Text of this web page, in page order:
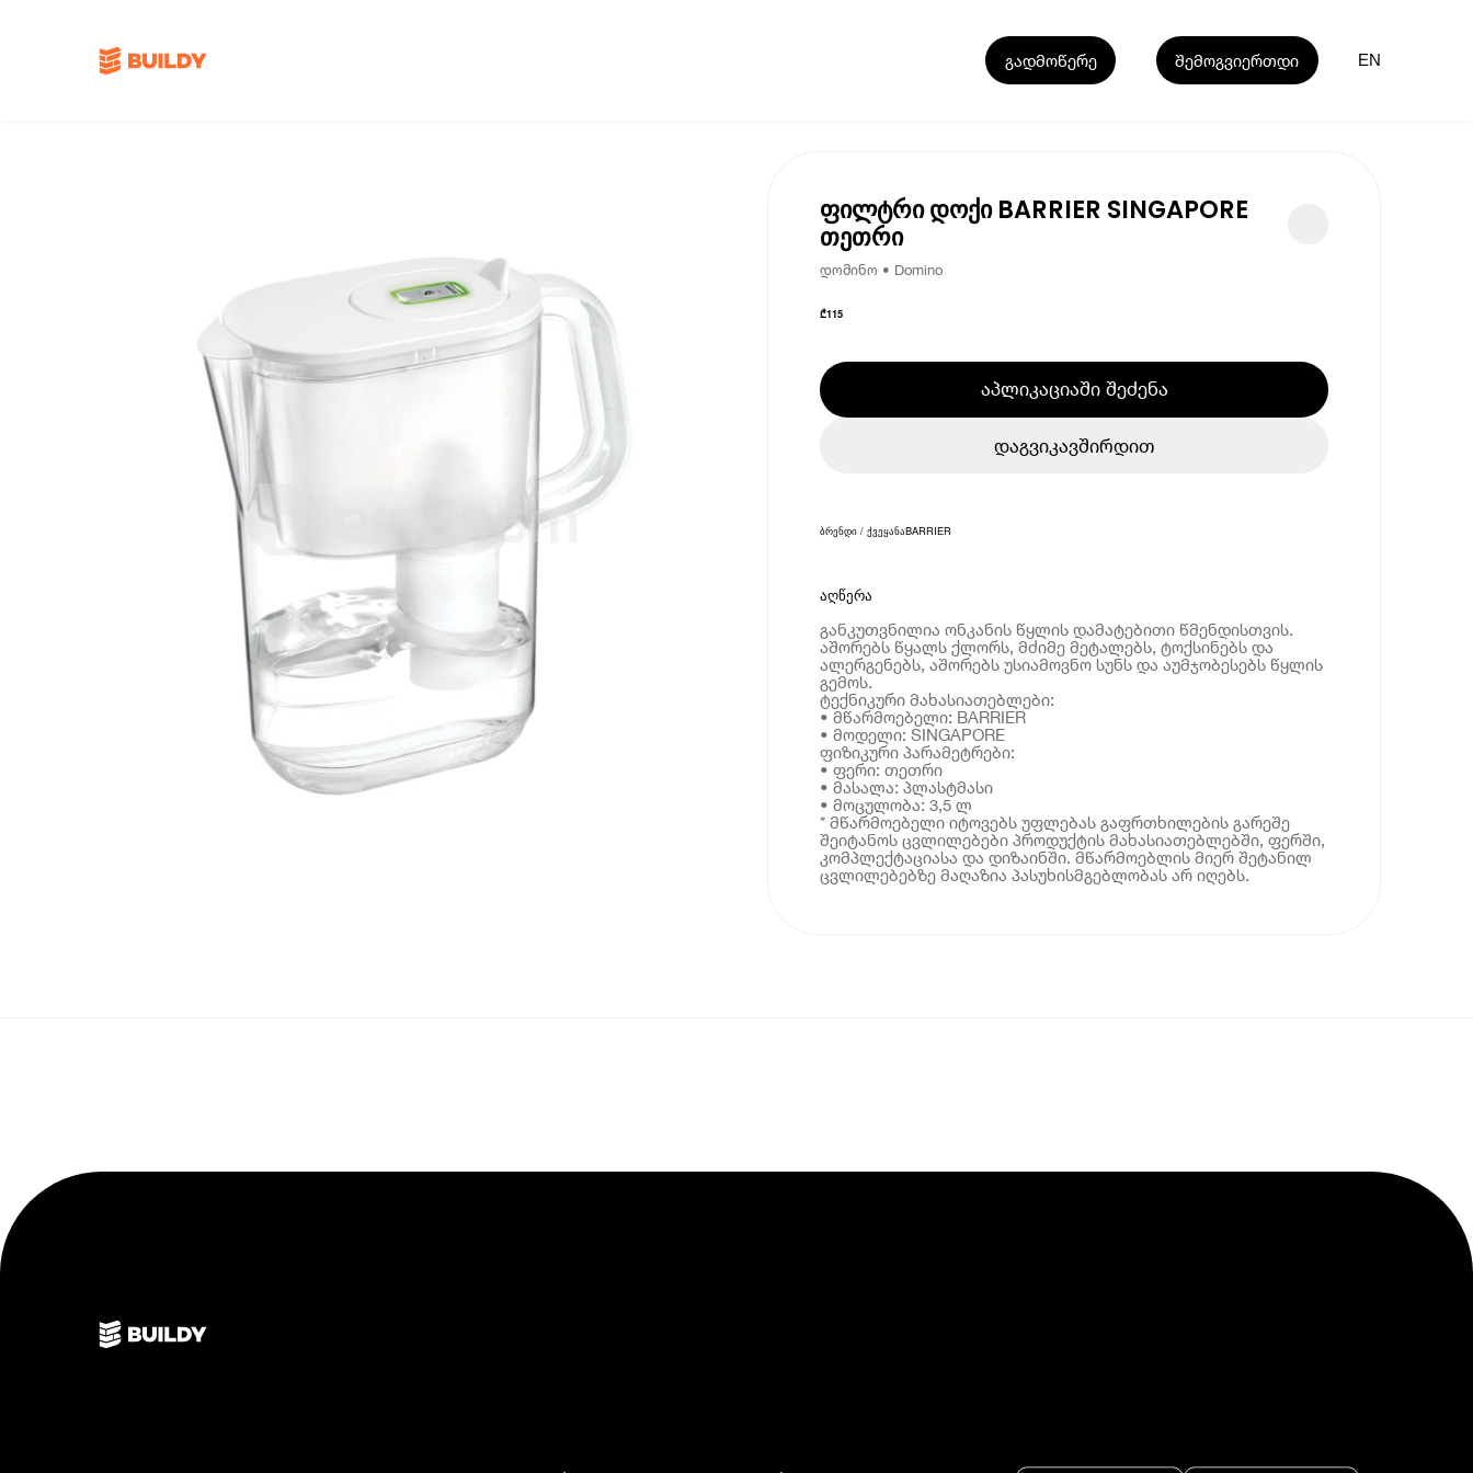
გადმოწერე შემოგვიერთდი EN
ფილტრი დოქი BARRIER SINGAPORE
თეთრი
დომინო • Domino
₾115
აპლიკაციაში შეძენა
დაგვიკავშირდით
ბრენდი / ქვეყანაBARRIER
აღწერა
განკუთვნილია ონკანის წყლის დამატებითი წმენდისთვის.
აშორებს წყალს ქლორს, მძიმე მეტალებს, ტოქსინებს და
ალერგენებს, აშორებს უსიამოვნო სუნს და აუმჯობესებს წყლის
გემოს.
ტექნიკური მახასიათებლები:
• მწარმოებელი: BARRIER
• მოდელი: SINGAPORE
ფიზიკური პარამეტრები:
• ფერი: თეთრი
• მასალა: პლასტმასი
• მოცულობა: 3,5 ლ
* მწარმოებელი იტოვებს უფლებას გაფრთხილების გარეშე
შეიტანოს ცვლილებები პროდუქტის მახასიათებლებში, ფერში,
კომპლექტაციასა და დიზაინში. მწარმოებლის მიერ შეტანილ
ცვლილებებზე მაღაზია პასუხისმგებლობას არ იღებს.